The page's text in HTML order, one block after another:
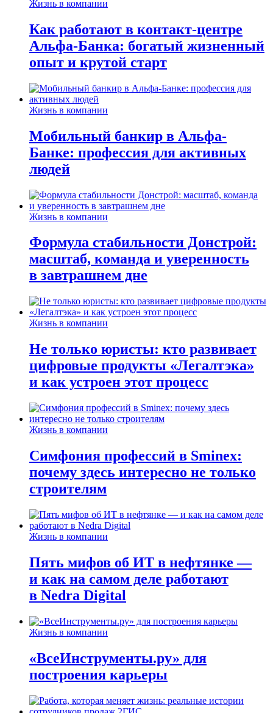
Жизнь в компании
Как работают в контакт-центре
Альфа-Банка: богатый жизненный
опыт и крутой старт
Жизнь в компании
Мобильный банкир в Альфа-
Банке: профессия для активных
людей
Жизнь в компании
Формула стабильности Донстрой:
масштаб, команда и уверенность
в завтрашнем дне
Жизнь в компании
Не только юристы: кто развивает
цифровые продукты «Легалтэка»
и как устроен этот процесс
Жизнь в компании
Симфония профессий в Sminex:
почему здесь интересно не только
строителям
Жизнь в компании
Пять мифов об ИТ в нефтянке —
и как на самом деле работают
в Nedra Digital
Жизнь в компании
«ВсеИнструменты.ру» для
построения карьеры